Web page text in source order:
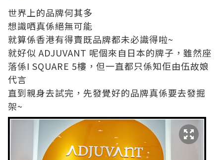
世界上的品牌何其多
想識哂真係絕無可能
就算係香港有得賣既品牌都未必識得啦~
就好似 ADJUVANT 呢個來自日本的牌子，雖然座
落係I SQUARE 5樓，但一直都只係知佢由伍故娘
代言
直到親身去試完，先發覺好的品牌真係要去發掘
架~